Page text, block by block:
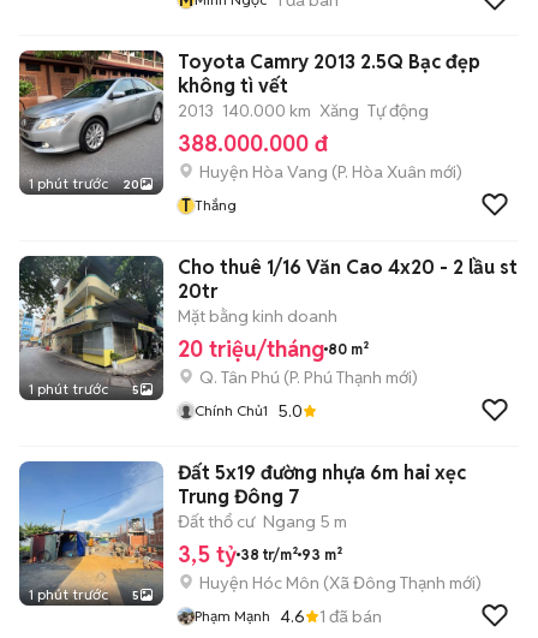
1 phút trước 20
Toyota Camry 2013 2.5Q Bạc đẹp
không tì vết
2013 140.000 km Xăng Tự động
388.000.000 đ
Huyện Hòa Vang (P. Hòa Xuân mới)
T Thắng
1 phút trước 5
Cho thuê 1/16 Văn Cao 4x20 - 2 lầu st
20tr
Mặt bằng kinh doanh
20 triệu/tháng 80 m²
Q. Tân Phú (P. Phú Thạnh mới)
Chính Chủ1 5.0
1 phút trước 5
Đất 5x19 đường nhựa 6m hai xẹc
Trung Đông 7
Đất thổ cư Ngang 5 m
3,5 tỷ 38 tr/m² 93 m²
Huyện Hóc Môn (Xã Đông Thạnh mới)
Phạm Mạnh 4.6 1 đã bán